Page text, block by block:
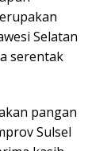
Selatan
serentak
pangan
Sulsel